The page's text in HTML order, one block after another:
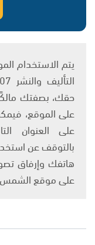
حقك، بصفتك
على الموقع،
بالتوقف عن
هاتفك وإرفاق
على موقع